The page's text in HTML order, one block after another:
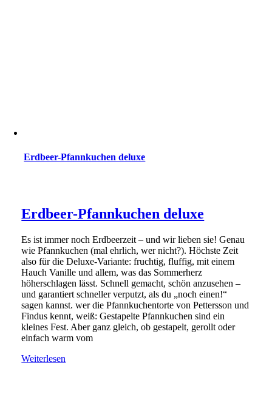
Erdbeer-Pfannkuchen deluxe
Erdbeer-Pfannkuchen deluxe
Es ist immer noch Erdbeerzeit – und wir lieben sie! Genau
wie Pfannkuchen (mal ehrlich, wer nicht?). Höchste Zeit
also für die Deluxe-Variante: fruchtig, fluffig, mit einem
Hauch Vanille und allem, was das Sommerherz
höherschlagen lässt. Schnell gemacht, schön anzusehen –
und garantiert schneller verputzt, als du „noch einen!“
sagen kannst. wer die Pfannkuchentorte von Pettersson und
Findus kennt, weiß: Gestapelte Pfannkuchen sind ein
kleines Fest. Aber ganz gleich, ob gestapelt, gerollt oder
einfach warm vom
Weiterlesen